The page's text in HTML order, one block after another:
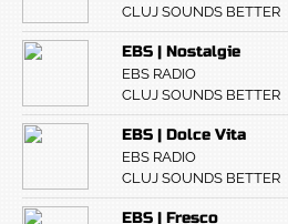
CLUJ SOUNDS BETTER
EBS | Nostalgie
EBS RADIO
CLUJ SOUNDS BETTER
EBS | Dolce Vita
EBS RADIO
CLUJ SOUNDS BETTER
EBS | Fresco